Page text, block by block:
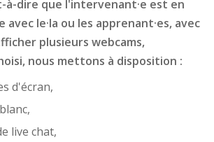
à-dire que l'intervenant·e est en
le·la ou les apprenant·es, avec
plusieurs webcams,
nous mettons à disposition :
d'écran,
live chat,